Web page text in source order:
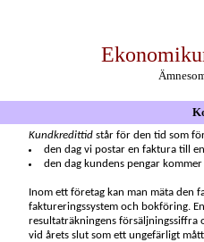
Kundkredittid står för den tid som
den dag vi postar en faktura till
den dag kundens pengar
Inom ett företag kan man mäta den
faktureringssystem och bokföring.
resultaträkningens
vid årets slut som ett ungefärligt